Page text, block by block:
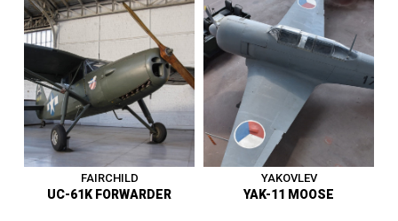
Monoplace de Chasse -
Royaume-Uni - Premier vol en
mars 1936 - Vit. Max. 502
km/h - De la RAF à la Force
Aérienne Belge de décembre
1943 à 1954 - Appareil
reconstitué - Entre au musée
en 1952.
1919 - 1945|Avion
Monoplace de Chasse -
Royaume-Uni - Premier vol en
mars 1936 - Vit. Max. 706
km/h - De la RAF à la Force
Aérienne Belge de 1944 à
1954 - Appareil reconstitué -
Entre au musée en 1951.
1919 - 1945| Avion
FAIRCHILD
UC-61K FORWARDER
YAKOVLEV
YAK-11 MOOSE